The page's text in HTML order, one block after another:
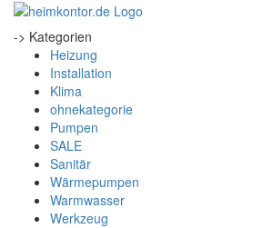
-> Kategorien
Heizung
Installation
Klima
ohnekategorie
Pumpen
SALE
Sanitär
Wärmepumpen
Warmwasser
Werkzeug